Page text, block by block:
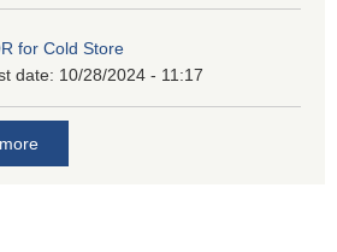
for Cold Store
date: 10/28/2024 - 11:17
more